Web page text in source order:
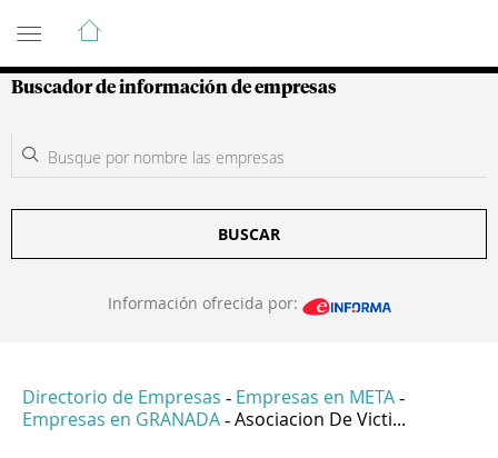
Guía de Empresas Colombianas
Buscador de información de empresas
BUSCAR
Información ofrecida por:
Directorio de Empresas - Empresas en META -
Empresas en GRANADA - Asociacion De Victi...